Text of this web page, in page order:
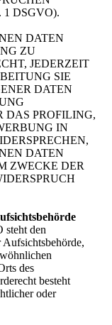
1 DSGVO).
DATEN
ZU
JEDERZEIT
SIE
DATEN
DAS PROFILING,
IN
DATEN
ZWECKE DER
steht den
des
besteht
oder